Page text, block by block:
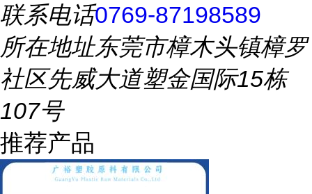
联系电话0769-87198589
所在地址东莞市樟木头镇樟罗
社区先威大道塑金国际15栋
107号
推荐产品